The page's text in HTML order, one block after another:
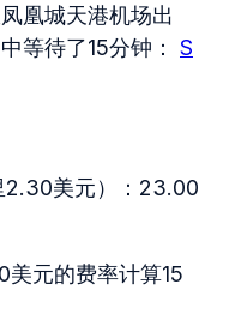
凰城天港机场出
等待了15分钟：
S
2.30美元）：23.00
元的费率计算15